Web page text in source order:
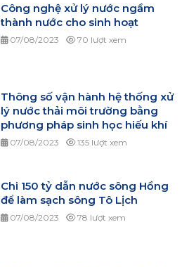
Công nghệ xử lý nước ngầm
thành nước cho sinh hoạt
07/08/2023 70 lượt xem
Thông số vận hành hệ thống xử
lý nước thải môi trường bằng
phương pháp sinh học hiếu khí
07/08/2023 135 lượt xem
Chi 150 tỷ dẫn nước sông Hồng
để làm sạch sông Tô Lịch
07/08/2023 78 lượt xem